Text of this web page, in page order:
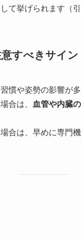
て挙げられます（引
すべきサイン
慣や姿勢の影響が
合は、 血管や内臓
合は、早めに専門